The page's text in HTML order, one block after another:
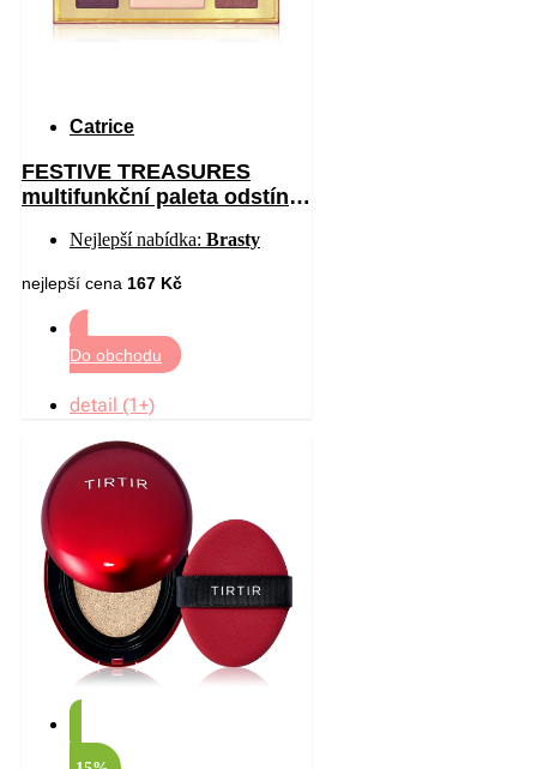
Catrice
FESTIVE TREASURES
multifunkční paleta odstín
Nejlepší nabídka: Brasty
nejlepší cena 167 Kč
Do obchodu
detail (1+)